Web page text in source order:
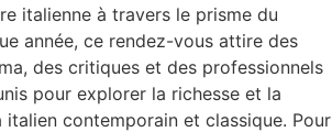
italienne à travers le prisme du
année, ce rendez-vous attire des
des critiques et des professionnels
pour explorer la richesse et la
contemporain et classique. Pour